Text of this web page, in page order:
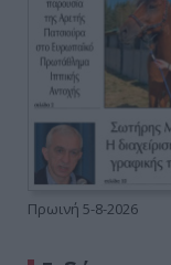
Πρωινή 5-8-2026